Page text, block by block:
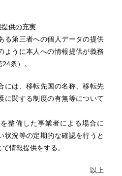
供の充実
第三者への個人データの提供
ように本人への情報提供が義務
条）。
は、移転先国の名称、移転先
に関する制度の有無等について
整備した事業者による場合に
状況等の定期的な確認を行うと
情報提供をする。
以上